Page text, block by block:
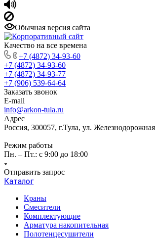
Обычная версия сайта
Качество на все времена
+7 (4872) 34-93-60
+7 (4872) 34-93-60
+7 (4872) 34-93-77
+7 (906) 539-64-64
Заказать звонок
E-mail
info@arkon-tula.ru
Адрес
Россия, 300057, г.Тула, ул.
Режим работы
Пн. – Пт.: с 9:00 до 18:00
Отправить запрос
Каталог
Краны
Смесители
Комплектующие
Арматура накопительная
Полотенцесушители